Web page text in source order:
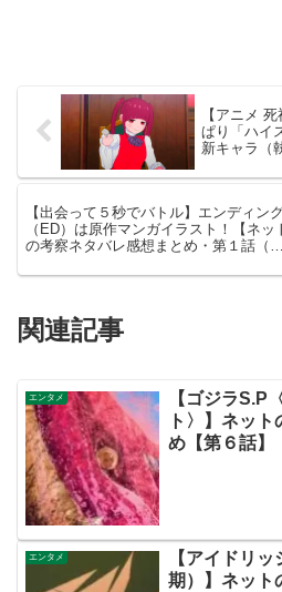
【アニメ
ぱり「ハイ
新キャラ（
感想まとめ
【出会って５秒でバトル】エンディン
（ED）は原作マンガイラスト！【ネッ
の考察ネタバレ感想まとめ・第１話（初
関連記事
エンタメ
【ゴジラS.P
ト〉】ネッ
め【第６話】
エンタメ
【アイドリ
期）】ネット